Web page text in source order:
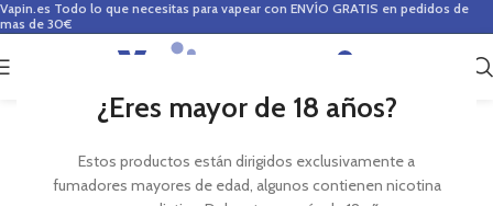
¿Eres mayor de 18 años?
Estos productos están dirigidos exclusivamente a
fumadores mayores de edad, algunos contienen nicotina
Vapin.es Todo lo que necesitas para vapear con ENVÍO GRATIS en pedidos de
mas de 30€
0